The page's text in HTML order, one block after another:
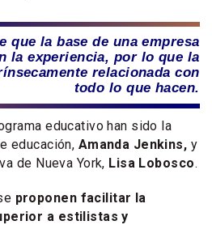
que la base de una empresa
la experiencia, por lo que la
relacionada con
todo lo que hacen.
educativo han sido la
educación, Amanda Jenkins, y
de Nueva York, Lisa Lobosco.
proponen facilitar la
a estilistas y